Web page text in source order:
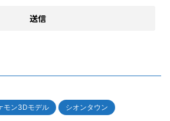
モン3Dモデル シオンタウン